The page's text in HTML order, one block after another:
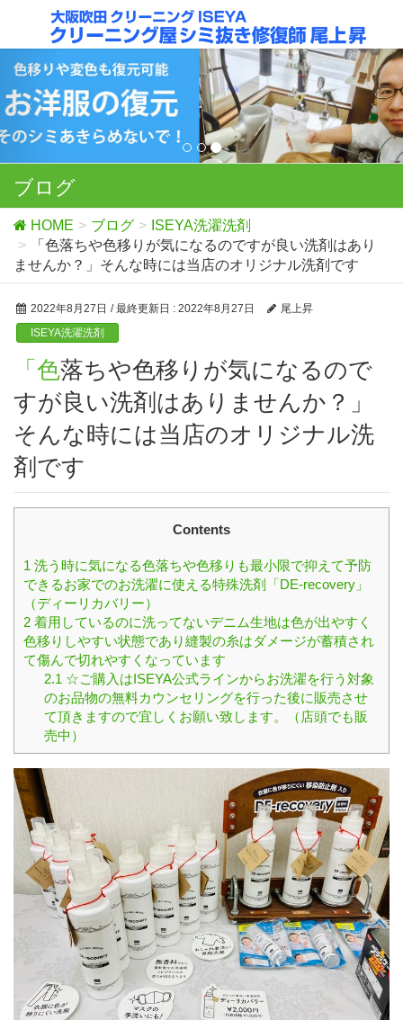
ブログ
HOME ブログ
ISEYA洗濯洗剤
「色落ちや色移りが気になるのですが良い洗剤はあり
ませんか？」そんな時には当店のオリジナル洗剤です
2022年8月27日 / 最終更新日 : 2022年8月27日
尾上昇
ISEYA洗濯洗剤
「色落ちや色移りが気になるので
すが良い洗剤はありませんか？」
そんな時には当店のオリジナル洗
剤です
Contents
1 洗う時に気になる色落ちや色移りも最小限で抑えて予防
できるお家でのお洗濯に使える特殊洗剤「DE‐recovery」
（ディーリカバリー）
2 着用しているのに洗ってないデニム生地は色が出やすく
色移りしやすい状態であり縫製の糸はダメージが蓄積され
て傷んで切れやすくなっています
2.1 ☆ご購入はISEYA公式ラインからお洗濯を行う対象
のお品物の無料カウンセリングを行った後に販売させ
て頂きますので宜しくお願い致します。（店頭でも販
売中）